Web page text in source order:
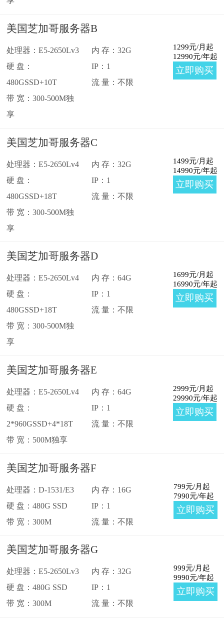
美国芝加哥服务器B
处理器：E5-2650Lv3
硬 盘：
480GSSD+10T
带 宽：300-500M独
享
内 存：32G
IP：1
流 量：不限
1299元/月起
12990元/年起
立即购买
美国芝加哥服务器C
处理器：E5-2650Lv4
硬 盘：
480GSSD+18T
带 宽：300-500M独
享
内 存：32G
IP：1
流 量：不限
1499元/月起
14990元/年起
立即购买
美国芝加哥服务器D
处理器：E5-2650Lv4
硬 盘：
480GSSD+18T
带 宽：300-500M独
享
内 存：64G
IP：1
流 量：不限
1699元/月起
16990元/年起
立即购买
美国芝加哥服务器E
处理器：E5-2650Lv4
硬 盘：
2*960GSSD+4*18T
带 宽：500M独享
内 存：64G
IP：1
流 量：不限
2999元/月起
29990元/年起
立即购买
美国芝加哥服务器F
处理器：D-1531/E3
硬 盘：480G SSD
带 宽：300M
内 存：16G
IP：1
流 量：不限
799元/月起
7990元/年起
立即购买
美国芝加哥服务器G
处理器：E5-2650Lv3
硬 盘：480G SSD
带 宽：300M
内 存：32G
IP：1
流 量：不限
999元/月起
9990元/年起
立即购买